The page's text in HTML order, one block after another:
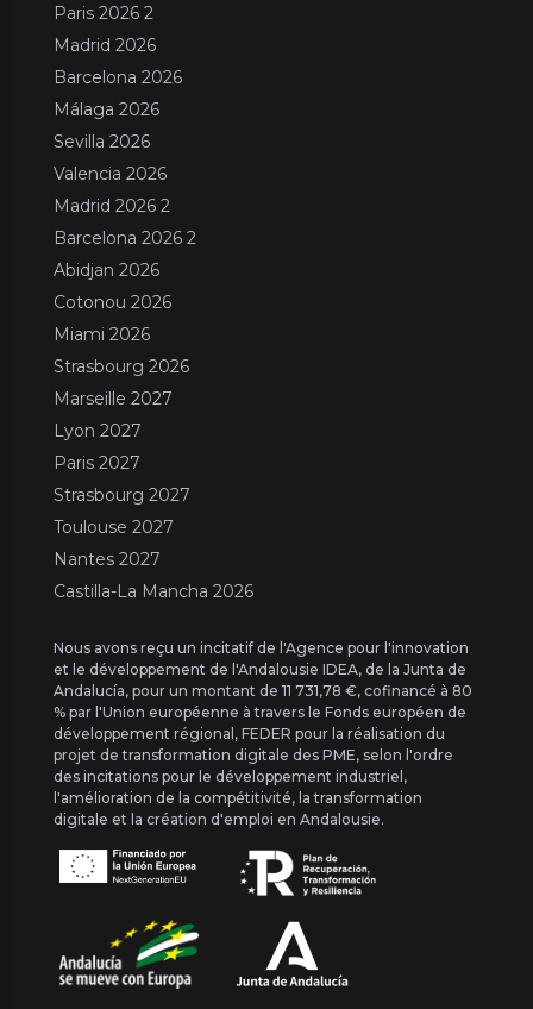
Paris 2026 2
Madrid 2026
Barcelona 2026
Málaga 2026
Sevilla 2026
Valencia 2026
Madrid 2026 2
Barcelona 2026 2
Abidjan 2026
Cotonou 2026
Miami 2026
Strasbourg 2026
Marseille 2027
Lyon 2027
Paris 2027
Strasbourg 2027
Toulouse 2027
Nantes 2027
Castilla-La Mancha 2026
Nous avons reçu un incitatif de l'Agence pour l'innovation
et le développement de l'Andalousie IDEA, de la Junta de
Andalucía, pour un montant de 11 731,78 €, cofinancé à 80
% par l'Union européenne à travers le Fonds européen de
développement régional, FEDER pour la réalisation du
projet de transformation digitale des PME, selon l'ordre
des incitations pour le développement industriel,
l'amélioration de la compétitivité, la transformation
digitale et la création d'emploi en Andalousie.